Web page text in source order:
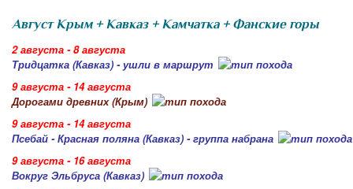
Август Крым + Кавказ + Камчатка + Фанские горы
2 августа - 8 августа
Тридцатка (Кавказ) - ушли в маршрут
9 августа - 14 августа
Дорогами древних (Крым)
9 августа - 14 августа
Псебай - Красная поляна (Кавказ) - группа набрана
9 августа - 16 августа
Вокруг Эльбруса (Кавказ)